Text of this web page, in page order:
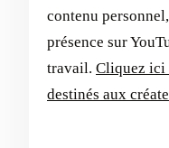
contenu
présence sur
travail. Cliquez ici
destinés aux